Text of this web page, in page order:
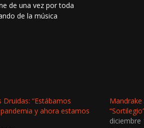
de una vez por toda
de la música
“Estábamos
y ahora estamos
diciembre